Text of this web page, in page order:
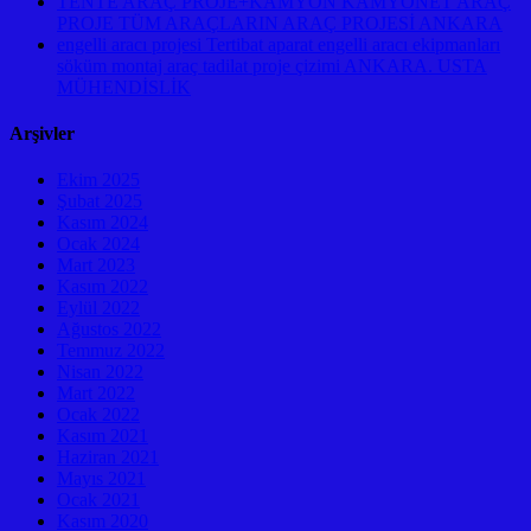
PROJE TÜM ARAÇLARIN ARAÇ PROJESİ ANKARA
engelli aracı projesi Tertibat aparat engelli aracı ekipmanları
söküm montaj araç tadilat proje çizimi ANKARA. USTA
MÜHENDİSLİK
Arşivler
Ekim 2025
Şubat 2025
Kasım 2024
Ocak 2024
Mart 2023
Kasım 2022
Eylül 2022
Ağustos 2022
Temmuz 2022
Nisan 2022
Mart 2022
Ocak 2022
Kasım 2021
Haziran 2021
Mayıs 2021
Ocak 2021
Kasım 2020